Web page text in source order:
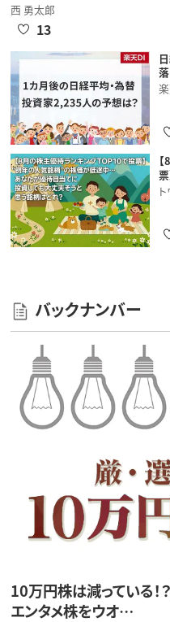
西 勇太郎
13
バックナンバー
10万円株は減っている！
エンタメ株をウオ…